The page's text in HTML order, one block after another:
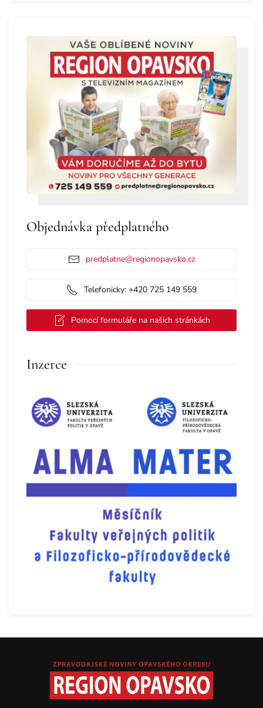
Objednávka předplatného
predplatne@regionopavsko.cz
Telefonicky: +420 725 149 559
Pomocí formuláře na našich stránkách
Inzerce